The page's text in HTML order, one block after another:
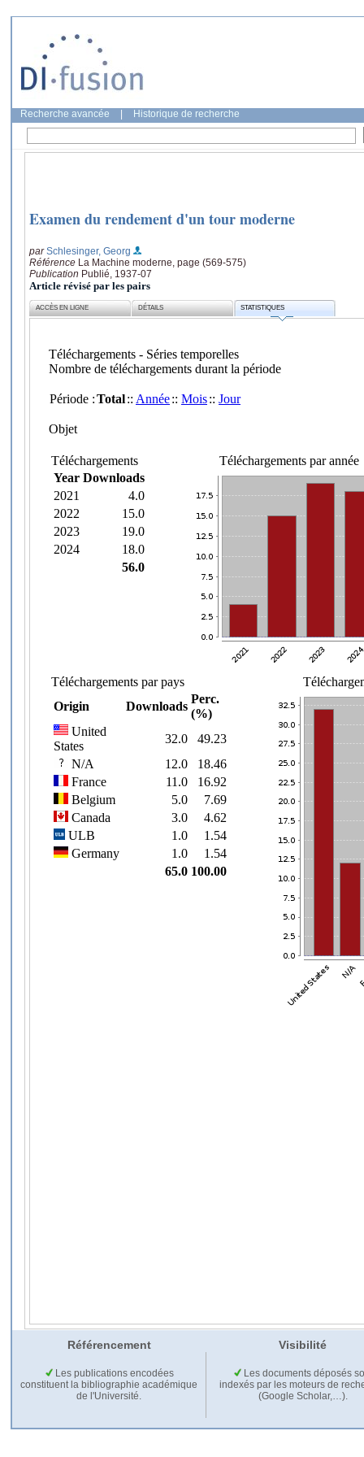
Recherche avancée Historique de recherche
Examen du rendement d'un tour moderne
parSchlesinger, Georg
Référence La Machine moderne, page (569-575)
Publication Publié, 1937-07
Article révisé par les pairs
ACCÈS EN LIGNE DÉTAILS STATISTIQUES
Référencement Visibilité
Les publications encodées
constituent la bibliographie académique
de l'Université.
Les documents déposés
indexés par les moteurs de
(Google Scholar,…).